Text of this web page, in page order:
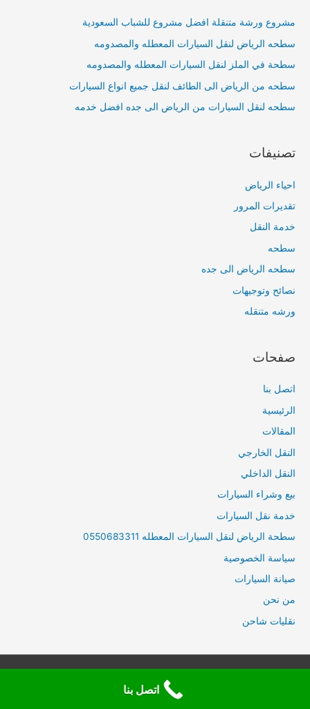
ع
ن
:
مشروع ورشة متنقلة افضل مشروع للشباب السعودية
سطحه الرياض لنقل السيارات المعطله والمصدومه
سطحة في الملز لنقل السيارات المعطله والمصدومه
سطحه من الرياض الى الطائف لنقل جميع انواع السيارات
سطحه لنقل السيارات من الرياض الى جده افضل خدمه
تصنيفات
احياء الرياض
تقديرات المرور
خدمة النقل
سطحه
سطحه الرياض الى جده
نصائح وتوجيهات
ورشه متنقله
صفحات
اتصل بنا
الرئيسية
المقالات
النقل الخارجي
النقل الداخلي
بيع وشراء السيارات
خدمة نقل السيارات
سطحة الرياض لنقل السيارات المعطله 0550683311
سياسة الخصوصية
صيانة السيارات
من نحن
نقليات شاحن
© حميع الحقوق محفوظة لموقع سطحة الرياض
اتصل بنا